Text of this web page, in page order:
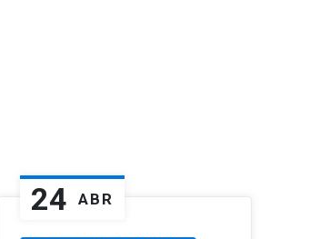
24 ABR